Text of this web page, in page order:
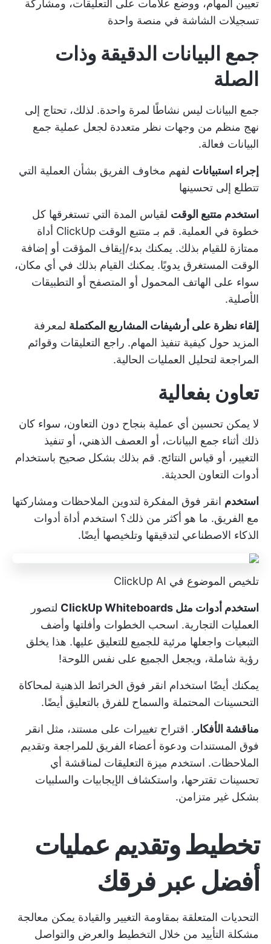
تعيين المهام، ووضع علامات على التعليقات، ومشاركة
تسجيلات الشاشة في منصة واحدة
جمع البيانات الدقيقة وذات
الصلة
جمع البيانات ليس نشاطًا لمرة واحدة. لذلك، تحتاج إلى
نهج منظم من وجهات نظر متعددة لجعل عملية جمع
البيانات فعالة.
إجراء استبيانات لفهم مخاوف الفريق بشأن العملية التي
تتطلع إلى تحسينها
استخدم متتبع الوقت لقياس المدة التي تستغرقها كل
خطوة في العملية. قم بـ متتبع الوقت ClickUp
أداة
ممتازة للقيام بذلك. يمكنك بدء/إيقاف المؤقت أو إضافة
الوقت المستغرق يدويًا. يمكنك القيام بذلك في أي مكان،
سواء على الهاتف المحمول أو المتصفح أو التطبيقات
الأصلية.
إلقاء نظرة على أرشيفات المشاريع المكتملة لمعرفة
المزيد حول كيفية تنفيذ المهام. راجع التعليقات وقوائم
المراجعة لتحليل العمليات الحالية.
تعاون بفعالية
لا يمكن تحسين أي عملية بنجاح دون التعاون، سواء كان
ذلك أثناء جمع البيانات، أو العصف الذهني، أو تنفيذ
التغيير، أو قياس النتائج. قم بذلك بشكل صحيح باستخدام
أدوات التعاون الحديثة.
استخدم انقر فوق المفكرة لتدوين الملاحظات ومشاركتها
مع الفريق. ما هو أكثر من ذلك؟ استخدم أداة أدوات
الذكاء الاصطناعي لتدقيقها وتلخيصها أيضًا.
تلخيص الموضوع في ClickUp AI
استخدم أدوات مثل ClickUp Whiteboards
لتصور
العمليات التجارية. اسحب الخطوات وأفلتها وأضف
التبعيات واجعلها مرئية للجميع للتعليق عليها. هذا يخلق
رؤية شاملة، ويجعل الجميع على نفس اللوحة!
يمكنك أيضًا استخدام انقر فوق الخرائط الذهنية لمحاكاة
التحسينات المحتملة والسماح للفرق بالتعليق أيضًا.
مناقشة الأفكار . اقتراح تغييرات على مستند، مثل انقر
فوق المستندات ودعوة أعضاء الفريق للمراجعة وتقديم
الملاحظات. استخدم ميزة التعليقات لمناقشة أي
تحسينات تقترحها، واستكشاف الإيجابيات والسلبيات
بشكل غير متزامن.
تخطيط وتقديم عمليات
أفضل عبر فرقك
التحديات المتعلقة بمقاومة التغيير والقيادة يمكن معالجة
مشكلة التأييد من خلال التخطيط والعرض والتواصل